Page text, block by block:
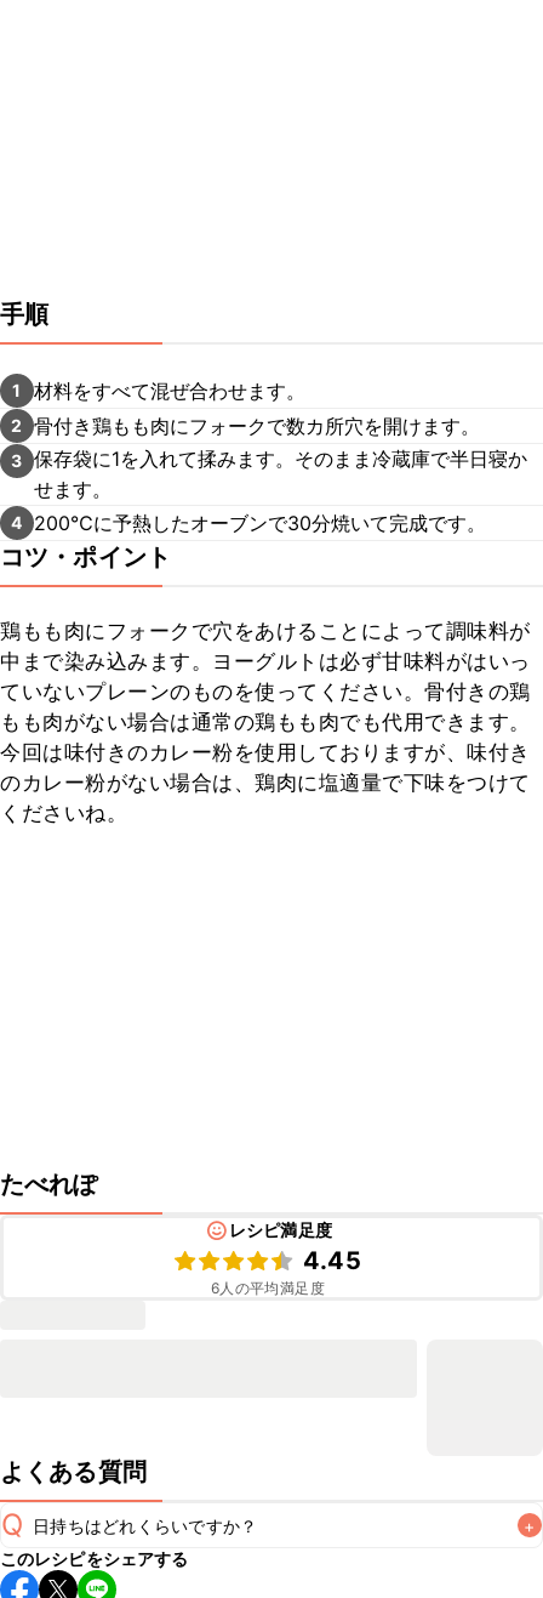
手順
1 材料をすべて混ぜ合わせます。
2 骨付き鶏もも肉にフォークで数カ所穴を開けます。
3 保存袋に1を入れて揉みます。そのまま冷蔵庫で半日寝か
せます。
4 200℃に予熱したオーブンで30分焼いて完成です。
コツ・ポイント
鶏もも肉にフォークで穴をあけることによって調味料が
中まで染み込みます。ヨーグルトは必ず甘味料がはいっ
ていないプレーンのものを使ってください。骨付きの鶏
もも肉がない場合は通常の鶏もも肉でも代用できます。
今回は味付きのカレー粉を使用しておりますが、味付き
のカレー粉がない場合は、鶏肉に塩適量で下味をつけて
くださいね。
たべれぽ
レシピ満足度
4.45
6人の平均満足度
よくある質問
Q 日持ちはどれくらいですか？ +
保存期間は冷蔵で翌日中が目安です。なるべくお早めにお召
このレシピをシェアする